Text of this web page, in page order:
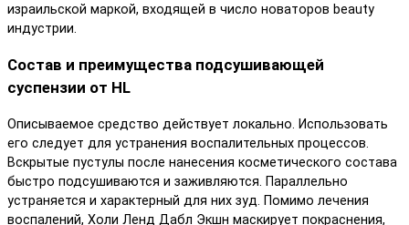
израильской маркой, входящей в число новаторов beauty
индустрии.
Состав и преимущества подсушивающей
суспензии от HL
Описываемое средство действует локально. Использовать
его следует для устранения воспалительных процессов.
Вскрытые пустулы после нанесения косметического состава
быстро подсушиваются и заживляются. Параллельно
устраняется и характерный для них зуд. Помимо лечения
воспалений, Холи Ленд Дабл Экшн маскирует покраснения,